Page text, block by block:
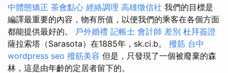
中體態矯正 茶會點心 經絡調理 高雄徵信社 我們的目標是
編譯最重要的內容，物有所值，以便我們的乘客在各個方面
都能提供最好的。 戶外婚禮 記帳士 會計師 差別 杜拜簽證
薩拉索塔（Sarasota）在1885年，sk.ci.b。 撥筋 台中
wordpress seo 撥筋美容 但是，只發現了一個被廢棄的森
林，這是由年齡的定居者留下的。